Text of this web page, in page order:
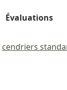
Évaluations
cendriers